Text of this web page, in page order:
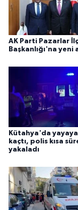
AK Parti Pazarlar
Başkanlığı'na yeni
Kütahya'da yayaya
kaçtı, polis kısa
yakaladı